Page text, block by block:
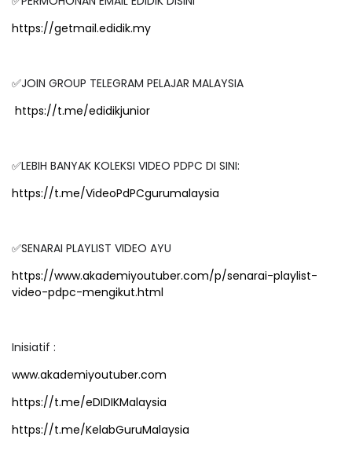
https://getmail.edidik.my
✅JOIN GROUP TELEGRAM PELAJAR MALAYSIA
https://t.me/edidikjunior
✅LEBIH BANYAK KOLEKSI VIDEO PDPC DI SINI:
https://t.me/VideoPdPCgurumalaysia
✅SENARAI PLAYLIST VIDEO AYU
https://www.akademiyoutuber.com/p/senarai-playlist-
video-pdpc-mengikut.html
Inisiatif :
www.akademiyoutuber.com
https://t.me/eDIDIKMalaysia
https://t.me/KelabGuruMalaysia